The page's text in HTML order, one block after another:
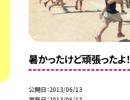
暑かったけど頑張ったよ！
公開日 2013/06/13